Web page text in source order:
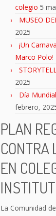
colegio 5
MUSEO
2025
¡Un
Marco Polo!
2025
Día
febrero,
PLAN
CONTRA
EN
La Comunidad